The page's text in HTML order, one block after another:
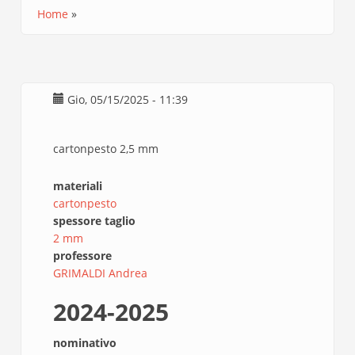
Home
Gio, 05/15/2025 - 11:39
cartonpesto 2,5 mm
materiali
cartonpesto
spessore taglio
2 mm
professore
GRIMALDI Andrea
2024-2025
nominativo